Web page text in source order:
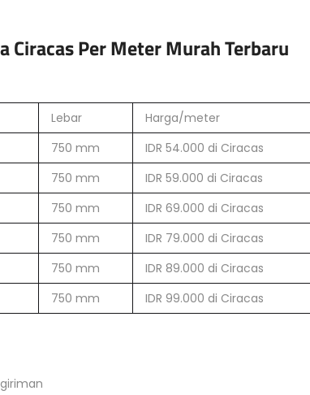
Ciracas Per Meter Murah Terbaru
Lebar
Harga/meter
750 mm
IDR 54.000 di Ciracas
750 mm
IDR 59.000 di Ciracas
750 mm
IDR 69.000 di Ciracas
750 mm
IDR 79.000 di Ciracas
750 mm
IDR 89.000 di Ciracas
750 mm IDR 99.000 di Ciracas